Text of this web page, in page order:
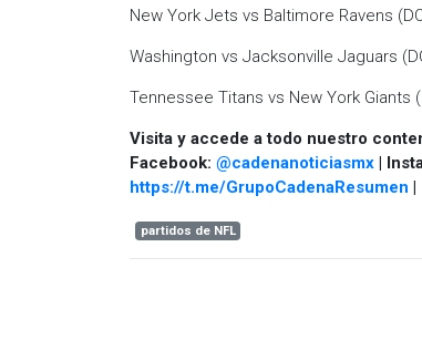
New York Jets vs Baltimore Ravens
Washington vs Jacksonville Jaguars
Tennessee Titans vs New York Giants
Visita y accede a todo nuestro
Facebook: @cadenanoticiasmx |
https://t.me/GrupoCadenaResumen |
partidos de NFL